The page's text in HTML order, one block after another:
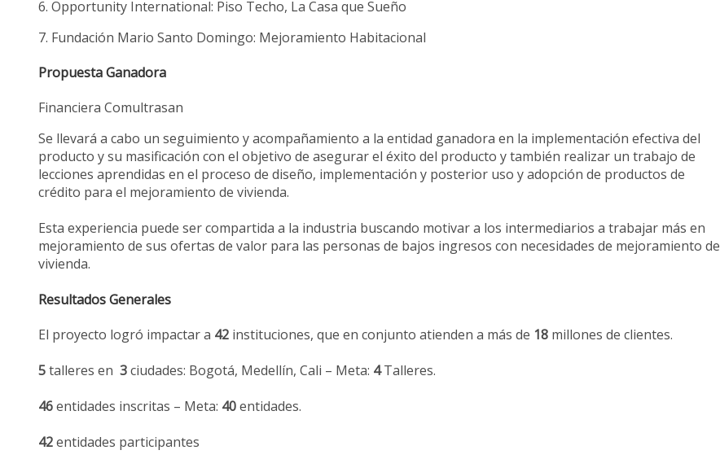
6. Opportunity International: Piso Techo, La Casa que Sueño
7. Fundación Mario Santo Domingo: Mejoramiento Habitacional
Propuesta Ganadora
Financiera Comultrasan
Se llevará a cabo un seguimiento y acompañamiento a la entidad ganadora en la implementación efectiva del
producto y su masificación con el objetivo de asegurar el éxito del producto y también realizar un trabajo de
lecciones aprendidas en el proceso de diseño, implementación y posterior uso y adopción de productos de
crédito para el mejoramiento de vivienda.
Esta experiencia puede ser compartida a la industria buscando motivar a los intermediarios a trabajar más en
mejoramiento de sus ofertas de valor para las personas de bajos ingresos con necesidades de mejoramiento de
vivienda.
Resultados Generales
El proyecto logró impactar a 42 instituciones, que en conjunto atienden a más de 18 millones de clientes.
5talleres en3ciudades: Bogotá, Medellín, Cali – Meta: 4Talleres.
46entidades inscritas – Meta: 40entidades.
42entidades participantes